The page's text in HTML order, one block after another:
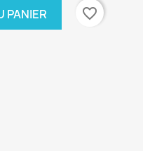
PANIER favorite_border